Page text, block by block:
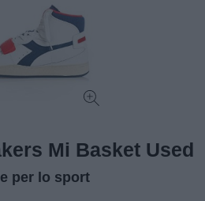
Mi Basket Used
per lo sport